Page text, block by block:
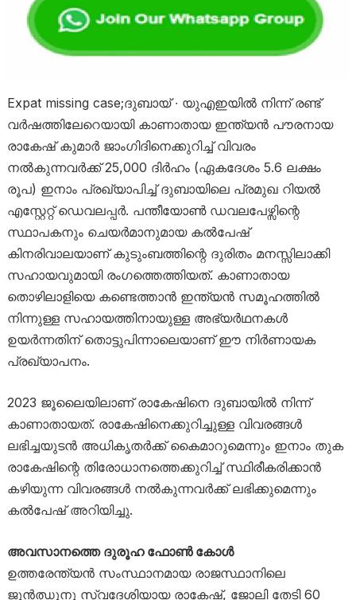
Expat missing case;ദുബായ് ∙ യുഎഇയിൽ നിന്ന് രണ്ട്
വർഷത്തിലേറെയായി കാണാതായ ഇന്ത്യൻ പൗരനായ
രാകേഷ് കുമാർ ജാംഗിദിനെക്കുറിച്ച് വിവരം
നൽകുന്നവർക്ക് 25,000 ദിർഹം (ഏകദേശം 5.6 ലക്ഷം
രൂപ) ഇനാം പ്രഖ്യാപിച്ച് ദുബായിലെ പ്രമുഖ റിയൽ
എസ്റ്റേറ്റ് ഡെവലപ്പർ. പന്തീയോൺ ഡവലപേഴ്സിന്റെ
സ്ഥാപകനും ചെയർമാനുമായ കൽപേഷ്
കിനരിവാലയാണ് കുടുംബത്തിന്റെ ദുരിതം മനസ്സിലാക്കി
സഹായവുമായി രംഗത്തെത്തിയത്. കാണാതായ
തൊഴിലാളിയെ കണ്ടെത്താൻ ഇന്ത്യൻ സമൂഹത്തിൽ
നിന്നുള്ള സഹായത്തിനായുള്ള അഭ്യർഥനകൾ
ഉയർന്നതിന് തൊട്ടുപിന്നാലെയാണ് ഈ നിർണായക
പ്രഖ്യാപനം.
2023 ജൂലൈയിലാണ് രാകേഷിനെ ദുബായിൽ നിന്ന്
കാണാതായത്. രാകേഷിനെക്കുറിച്ചുള്ള വിവരങ്ങൾ
ലഭിച്ചയുടൻ അധികൃതർക്ക് കൈമാറുമെന്നും ഇനാം തുക
രാകേഷിന്റെ തിരോധാനത്തെക്കുറിച്ച് സ്ഥിരീകരിക്കാൻ
കഴിയുന്ന വിവരങ്ങൾ നൽകുന്നവർക്ക് ലഭിക്കുമെന്നും
കൽപേഷ് അറിയിച്ചു.
അവസാനത്തെ ദുരൂഹ ഫോൺ കോൾ
ഉത്തരേന്ത്യൻ സംസ്ഥാനമായ രാജസ്ഥാനിലെ
ജുൻഝുനു സ്വദേശിയായ രാകേഷ്, ജോലി തേടി 60